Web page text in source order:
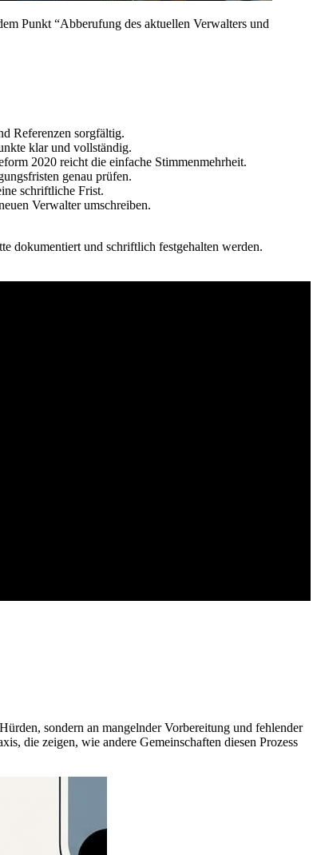
Punkt “Abberufung des aktuellen Verwalters und
Referenzen sorgfältig.
klar und vollständig.
2020 reicht die einfache Stimmenmehrheit.
genau prüfen.
schriftliche Frist.
Verwalter umschreiben.
dokumentiert und schriftlich festgehalten werden.
sondern an mangelnder Vorbereitung und fehlender
die zeigen, wie andere Gemeinschaften diesen Prozess